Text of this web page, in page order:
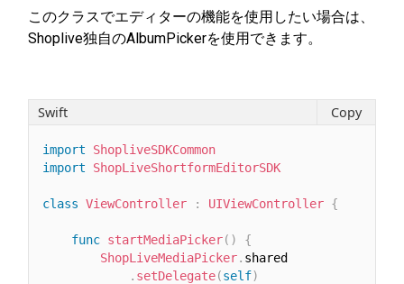
このクラスでエディターの機能を使用したい場合は、
Shoplive独自のAlbumPickerを使用できます。
import
ShopliveSDKCommon
import
ShopLiveShortformEditorSDK
class ViewController : UIViewController {
func startMediaPicker( )
{
ShopLiveMediaPicker. shared
. setDelegate(self)
Swift Copy